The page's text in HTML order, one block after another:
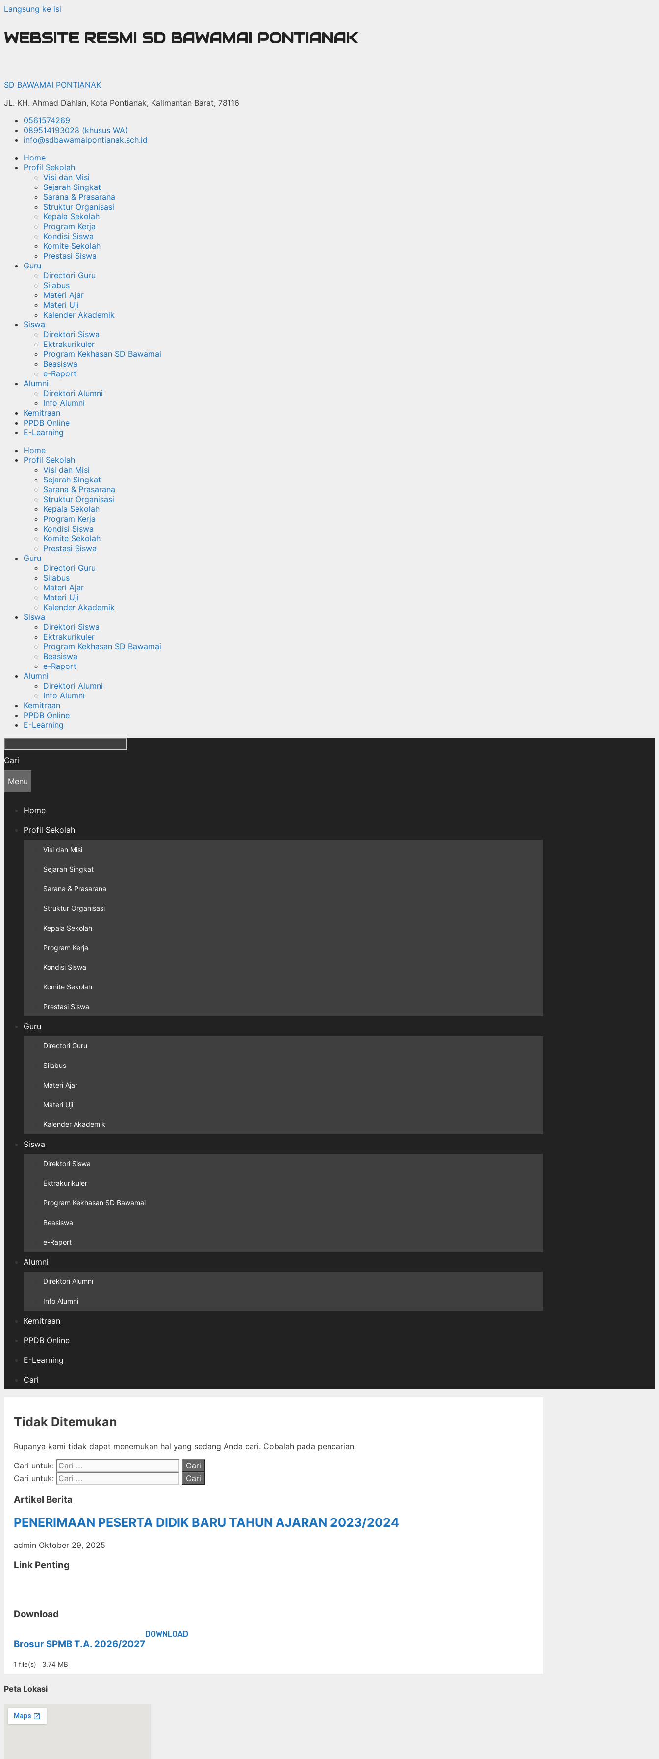
Langsung ke isi
WEBSITE RESMI SD BAWAMAI PONTIANAK
SD BAWAMAI PONTIANAK
JL. KH. Ahmad Dahlan, Kota Pontianak, Kalimantan Barat, 78116
0561574269
089514193028 (khusus WA)
info@sdbawamaipontianak.sch.id
Home
Profil Sekolah
Visi dan Misi
Sejarah Singkat
Sarana & Prasarana
Struktur Organisasi
Kepala Sekolah
Program Kerja
Kondisi Siswa
Komite Sekolah
Prestasi Siswa
Guru
Directori Guru
Silabus
Materi Ajar
Materi Uji
Kalender Akademik
Siswa
Direktori Siswa
Ektrakurikuler
Program Kekhasan SD Bawamai
Beasiswa
e-Raport
Alumni
Direktori Alumni
Info Alumni
Kemitraan
PPDB Online
E-Learning
Home
Profil Sekolah
Visi dan Misi
Sejarah Singkat
Sarana & Prasarana
Struktur Organisasi
Kepala Sekolah
Program Kerja
Kondisi Siswa
Komite Sekolah
Prestasi Siswa
Guru
Directori Guru
Silabus
Materi Ajar
Materi Uji
Kalender Akademik
Siswa
Direktori Siswa
Ektrakurikuler
Program Kekhasan SD Bawamai
Beasiswa
e-Raport
Alumni
Direktori Alumni
Info Alumni
Kemitraan
PPDB Online
E-Learning
Cari
Menu
Home
Profil Sekolah
Visi dan Misi
Sejarah Singkat
Sarana & Prasarana
Struktur Organisasi
Kepala Sekolah
Program Kerja
Kondisi Siswa
Komite Sekolah
Prestasi Siswa
Guru
Directori Guru
Silabus
Materi Ajar
Materi Uji
Kalender Akademik
Siswa
Direktori Siswa
Ektrakurikuler
Program Kekhasan SD Bawamai
Beasiswa
e-Raport
Alumni
Direktori Alumni
Info Alumni
Kemitraan
PPDB Online
E-Learning
Cari
Tidak Ditemukan
Rupanya kami tidak dapat menemukan hal yang sedang Anda cari. Cobalah pada pencarian.
Cari untuk:
Cari untuk:
Artikel Berita
PENERIMAAN PESERTA DIDIK BARU TAHUN AJARAN 2023/2024
admin Oktober 29, 2025
Link Penting
Download
Brosur SPMB T.A. 2026/2027
1 file(s) 3.74 MB
DOWNLOAD
Peta Lokasi